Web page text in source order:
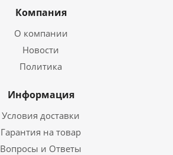
Компания
О компании
Новости
Политика
Информация
Условия доставки
Гарантия на товар
Вопросы и Ответы